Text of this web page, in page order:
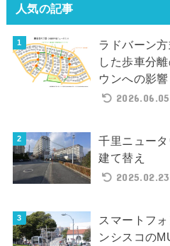
人気の記事
ラドバーン
した歩車分
ウンへの影響
2026.06.05
千里ニュー
建て替え
2025.02.23
スマートフ
ンシスコの